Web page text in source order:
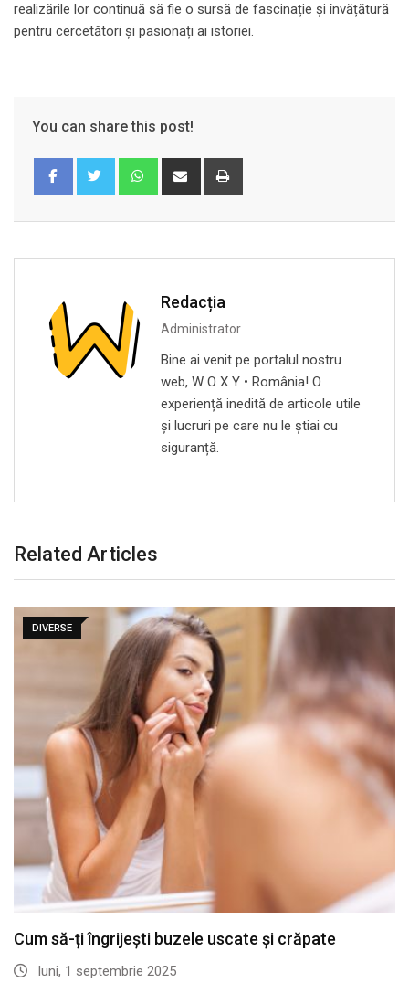
realizările lor continuă să fie o sursă de fascinație și învățătură
pentru cercetători și pasionați ai istoriei.
You can share this post!
WhatsappShare
Redacția
Administrator
Bine ai venit pe portalul nostru
web, W O X Y • România! O
experiență inedită de articole utile
și lucruri pe care nu le știai cu
siguranță.
Related Articles
DIVERSE
Cum să-ți îngrijești buzele uscate și crăpate
luni, 1 septembrie 2025